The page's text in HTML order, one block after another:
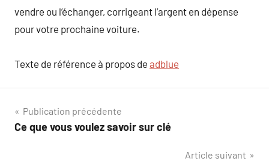
vendre ou l’échanger, corrigeant l’argent en dépense
pour votre prochaine voiture.
Texte de référence à propos de adblue
Navigation
de
Publication précédente
Ce que vous voulez savoir sur clé
Article suivant